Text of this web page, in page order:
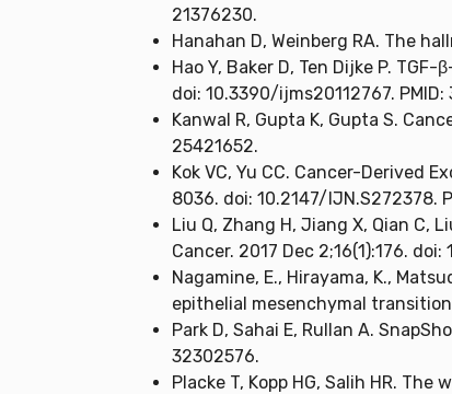
21376230.
Hanahan D, Weinberg RA. The
Hao Y, Baker D, Ten Dijke P.
doi: 10.3390/ijms20112767. PMID:
Kanwal R, Gupta K, Gupta S.
25421652.
Kok VC, Yu CC. Cancer-Derived
8036. doi: 10.2147/IJN.S272378.
Liu Q, Zhang H, Jiang X, Qian C,
Cancer. 2017 Dec 2;16(1):176.
Nagamine, E., Hirayama, K.,
epithelial mesenchymal
Park D, Sahai E, Rullan A.
32302576.
Placke T, Kopp HG, Salih HR.